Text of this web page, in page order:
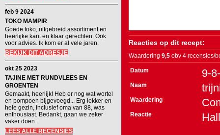
feb 9 2024
TOKO MAMPIR
Goede toko, uitgebreid assortiment en
heerlijke kant en klaar gerechten. Ook
voor advies. Ik kom er al vele jaren.
BEKIJK DIT ADRESJE
okt 25 2023
TAJINE MET RUNDVLEES EN
GROENTEN
Gemaakt, heerlijk! Heb er nog wat wortel
en pompoen bijgevoegd... Erg lekker en
hele gezin, inclusief oma van 88, was
enthousiast. Bedankt, gaan we zeker
vaker doen..
LEES ALLE RECENSIES
Reacties op dit recept:
Waardering 9,5 obv 4 recensies/
Datum 9-
Naam
Waardering
Reactie